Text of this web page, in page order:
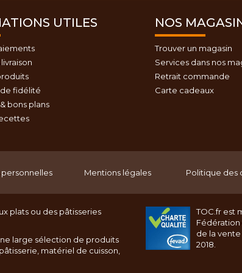
UTILES
fidélité
bons plans
NOS
Trouver un magasin
Services dans nos
Retrait commande
Carte cadeaux
personnelles Mentions légales Politique des
plats ou des pâtisseries
large sélection de produits
matériel de cuisson,
TOC.fr est
de la
2018.